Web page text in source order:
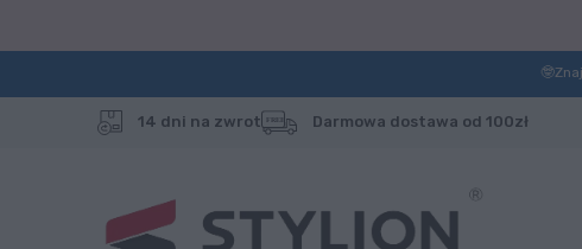
14 dni na zwrot Darmowa dostawa od 100zł